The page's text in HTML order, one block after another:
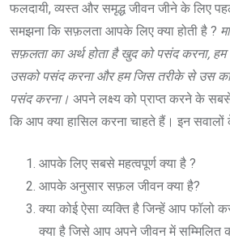
फलदायी, व्यस्त और समृद्ध जीवन जीने के लिए
समझना कि सफ़लता आपके लिए क्या होती है ?
सफ़लता का अर्थ होता है खुद को पसंद करना, हम
उसको पसंद करना और हम जिस तरीके से उस
पसंद करना। अपने लक्ष्य को प्राप्त करने के
कि आप क्या हासिल करना चाहते हैं। इन सवालों
आपके लिए सबसे महत्वपूर्ण क्या है ?
आपके अनुसार सफ़ल जीवन क्या है?
क्या कोई ऐसा व्यक्ति है जिन्हें आप फॉलो
क्या है जिसे आप अपने जीवन में सम्मिलित